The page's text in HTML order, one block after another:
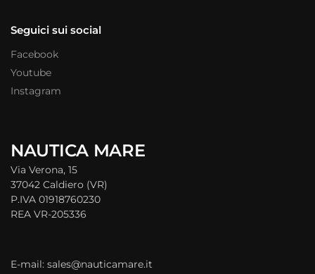
Seguici sui social
Facebook
Youtube
Instagram
NAUTICA MARE
Via Verona, 15
37042 Caldiero (VR)
P.IVA 01918760230
REA VR-205336
E-mail: sales@nauticamare.it